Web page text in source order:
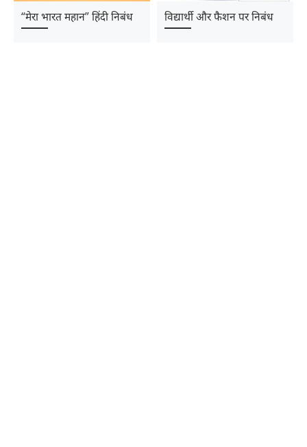
“मेरा भारत महान” हिंदी निबंध विद्यार्थी और फैशन पर निबंध